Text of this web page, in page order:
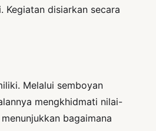
Kegiatan disiarkan secara
Melalui semboyan
mengkhidmati nilai-
bagaimana